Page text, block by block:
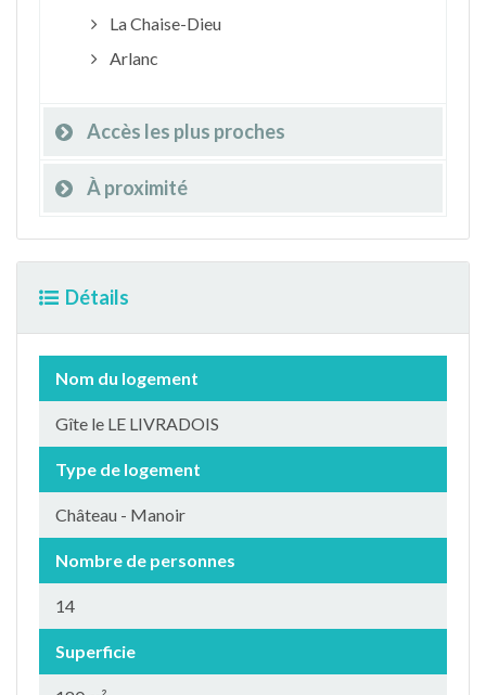
La Chaise-Dieu
Arlanc
Accès les plus proches
À proximité
Détails
Nom du logement
Gîte le LE LIVRADOIS
Type de logement
Château - Manoir
Nombre de personnes
14
Superficie